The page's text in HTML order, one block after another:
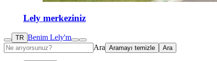
Lely merkeziniz
TR Benim Lely'm
Ara Aramayı temizle Ara